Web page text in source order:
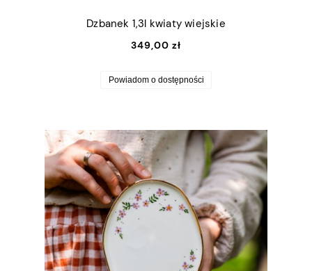
Dzbanek 1,3l kwiaty wiejskie
349,00 zł
Powiadom o dostępności